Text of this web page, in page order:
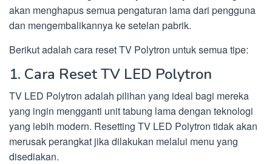
akan menghapus semua pengaturan lama dari pengguna
dan mengembalikannya ke setelan pabrik.
Berikut adalah cara reset TV Polytron untuk semua tipe:
1. Cara Reset TV LED Polytron
TV LED Polytron adalah pilihan yang ideal bagi mereka
yang ingin mengganti unit tabung lama dengan teknologi
yang lebih modern. Resetting TV LED Polytron tidak akan
merusak perangkat jika dilakukan melalui menu yang
disediakan.